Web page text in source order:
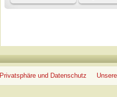
Kirchengeschichte
Privatsphäre und Datenschutz